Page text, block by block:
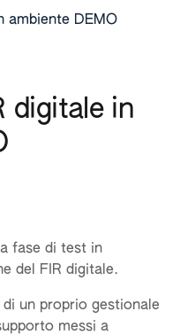
ambiente DEMO
digitale in
fase di test in
del FIR digitale.
un proprio gestionale
messi a